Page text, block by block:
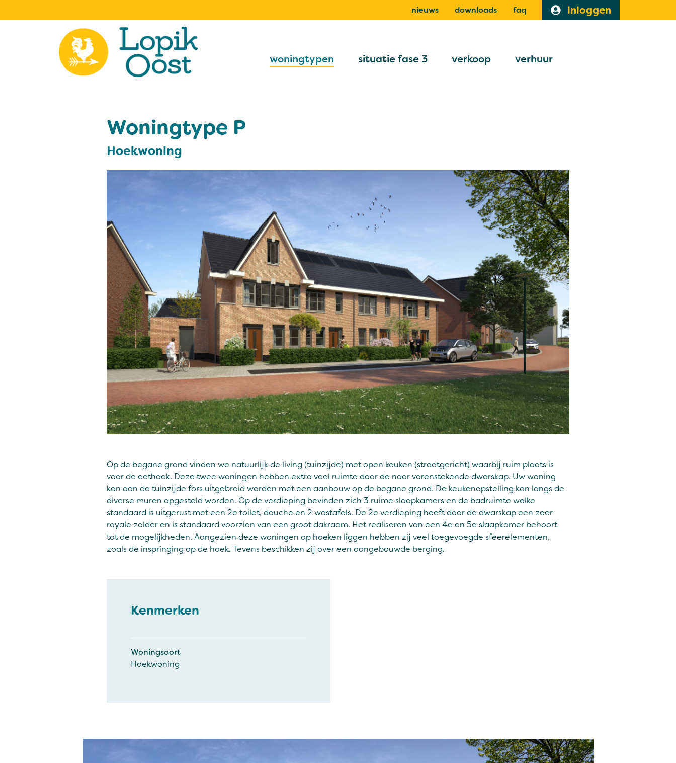
nieuws downloads faq inloggen
woningtypen situatie fase 3 verkoop verhuur
Woningtype P
Hoekwoning
Op de begane grond vinden we natuurlijk de living (tuinzijde) met open keuken (straatgericht) waarbij ruim plaats is
voor de eethoek. Deze twee woningen hebben extra veel ruimte door de naar vorenstekende dwarskap. Uw woning
kan aan de tuinzijde fors uitgebreid worden met een aanbouw op de begane grond. De keukenopstelling kan langs de
diverse muren opgesteld worden. Op de verdieping bevinden zich 3 ruime slaapkamers en de badruimte welke
standaard is uitgerust met een 2e toilet, douche en 2 wastafels. De 2e verdieping heeft door de dwarskap een zeer
royale zolder en is standaard voorzien van een groot dakraam. Het realiseren van een 4e en 5e slaapkamer behoort
tot de mogelijkheden. Aangezien deze woningen op hoeken liggen hebben zij veel toegevoegde sfeerelementen,
zoals de inspringing op de hoek. Tevens beschikken zij over een aangebouwde berging.
Kenmerken
Woningsoort
Hoekwoning